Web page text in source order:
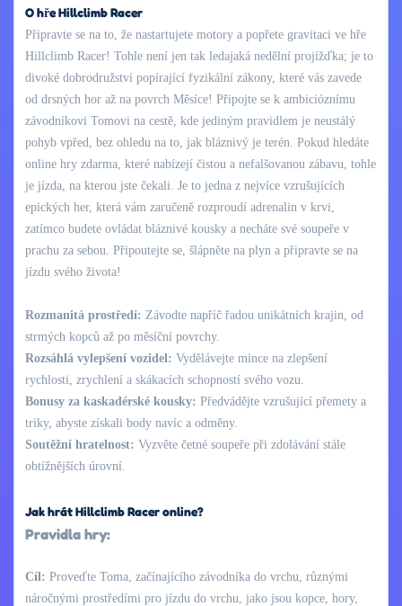
O hře Hillclimb Racer
Připravte se na to, že nastartujete motory a popřete gravitaci ve hře
Hillclimb Racer! Tohle není jen tak ledajaká nedělní projížďka; je to
divoké dobrodružství popírající fyzikální zákony, které vás zavede
od drsných hor až na povrch Měsíce! Připojte se k ambicióznímu
závodníkovi Tomovi na cestě, kde jediným pravidlem je neustálý
pohyb vpřed, bez ohledu na to, jak bláznivý je terén. Pokud hledáte
online hry zdarma, které nabízejí čistou a nefalšovanou zábavu, tohle
je jízda, na kterou jste čekali. Je to jedna z nejvíce vzrušujících
epických her, která vám zaručeně rozproudí adrenalin v krvi,
zatímco budete ovládat bláznivé kousky a necháte své soupeře v
prachu za sebou. Připoutejte se, šlápněte na plyn a připravte se na
jízdu svého života!
Rozmanitá prostředí: Závodte napříč řadou unikátních krajin, od
strmých kopců až po měsíční povrchy.
Rozsáhlá vylepšení vozidel: Vydělávejte mince na zlepšení
rychlosti, zrychlení a skákacích schopností svého vozu.
Bonusy za kaskadérské kousky: Předvádějte vzrušující přemety a
triky, abyste získali body navíc a odměny.
Soutěžní hratelnost: Vyzvěte četné soupeře při zdolávání stále
obtížnějších úrovní.
Jak hrát Hillclimb Racer online?
Pravidla hry:
Cíl: Proveďte Toma, začínajícího závodníka do vrchu, různými
náročnými prostředími pro jízdu do vrchu, jako jsou kopce, hory,